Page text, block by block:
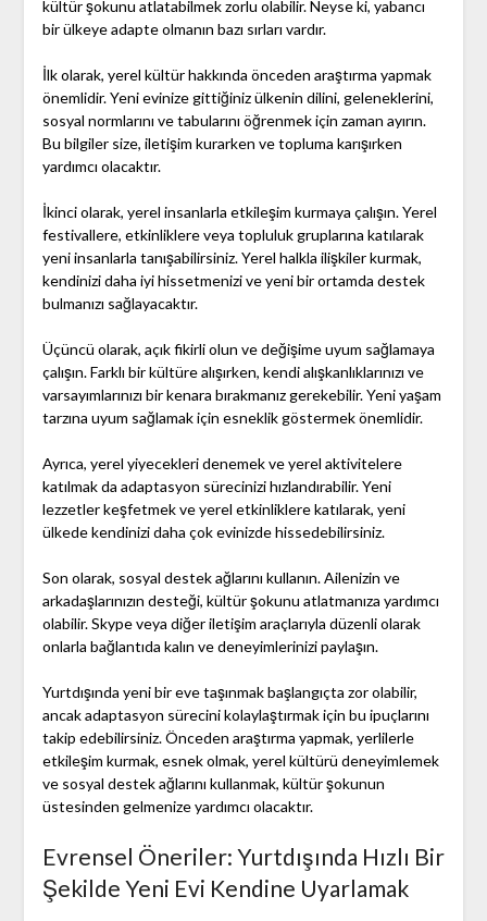
kültür şokunu atlatabilmek zorlu olabilir. Neyse ki, yabancı
bir ülkeye adapte olmanın bazı sırları vardır.
İlk olarak, yerel kültür hakkında önceden araştırma yapmak
önemlidir. Yeni evinize gittiğiniz ülkenin dilini, geleneklerini,
sosyal normlarını ve tabularını öğrenmek için zaman ayırın.
Bu bilgiler size, iletişim kurarken ve topluma karışırken
yardımcı olacaktır.
İkinci olarak, yerel insanlarla etkileşim kurmaya çalışın. Yerel
festivallere, etkinliklere veya topluluk gruplarına katılarak
yeni insanlarla tanışabilirsiniz. Yerel halkla ilişkiler kurmak,
kendinizi daha iyi hissetmenizi ve yeni bir ortamda destek
bulmanızı sağlayacaktır.
Üçüncü olarak, açık fikirli olun ve değişime uyum sağlamaya
çalışın. Farklı bir kültüre alışırken, kendi alışkanlıklarınızı ve
varsayımlarınızı bir kenara bırakmanız gerekebilir. Yeni yaşam
tarzına uyum sağlamak için esneklik göstermek önemlidir.
Ayrıca, yerel yiyecekleri denemek ve yerel aktivitelere
katılmak da adaptasyon sürecinizi hızlandırabilir. Yeni
lezzetler keşfetmek ve yerel etkinliklere katılarak, yeni
ülkede kendinizi daha çok evinizde hissedebilirsiniz.
Son olarak, sosyal destek ağlarını kullanın. Ailenizin ve
arkadaşlarınızın desteği, kültür şokunu atlatmanıza yardımcı
olabilir. Skype veya diğer iletişim araçlarıyla düzenli olarak
onlarla bağlantıda kalın ve deneyimlerinizi paylaşın.
Yurtdışında yeni bir eve taşınmak başlangıçta zor olabilir,
ancak adaptasyon sürecini kolaylaştırmak için bu ipuçlarını
takip edebilirsiniz. Önceden araştırma yapmak, yerlilerle
etkileşim kurmak, esnek olmak, yerel kültürü deneyimlemek
ve sosyal destek ağlarını kullanmak, kültür şokunun
üstesinden gelmenize yardımcı olacaktır.
Evrensel Öneriler: Yurtdışında Hızlı Bir
Şekilde Yeni Evi Kendine Uyarlamak